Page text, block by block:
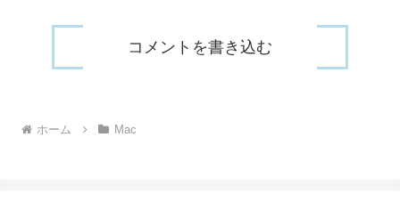
コメントを書き込む
ホーム Mac